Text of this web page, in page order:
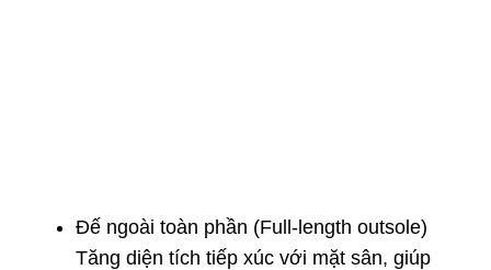
Đế ngoài toàn phần (Full-length outsole)
Tăng diện tích tiếp xúc với mặt sân, giúp